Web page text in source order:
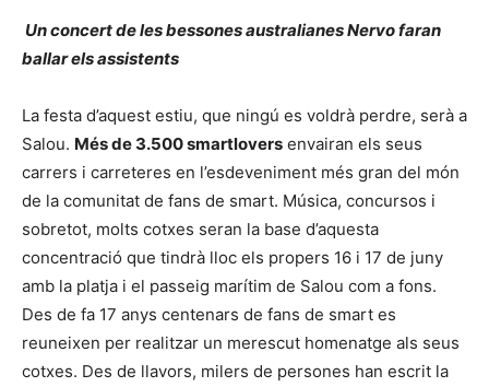
Un concert de les bessones australianes Nervo faran
ballar els assistents
La festa d’aquest estiu, que ningú es voldrà perdre, serà a
Salou. Més de 3.500 smartlovers envairan els seus
carrers i carreteres en l’esdeveniment més gran del món
de la comunitat de fans de smart. Música, concursos i
sobretot, molts cotxes seran la base d’aquesta
concentració que tindrà lloc els propers 16 i 17 de juny
amb la platja i el passeig marítim de Salou com a fons.
Des de fa 17 anys centenars de fans de smart es
reuneixen per realitzar un merescut homenatge als seus
cotxes. Des de llavors, milers de persones han escrit la